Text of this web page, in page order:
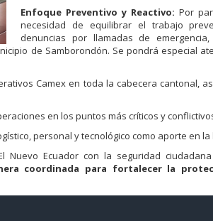
Enfoque Preventivo y Reactivo: Por
necesidad de equilibrar el trabajo
denuncias por llamadas de
de Samborondón. Se pondrá especial
Camex en toda la cabecera cantonal,
en los puntos más críticos y
personal y tecnológico como aporte en
Nuevo Ecuador con la seguridad
coordinada para fortalecer la